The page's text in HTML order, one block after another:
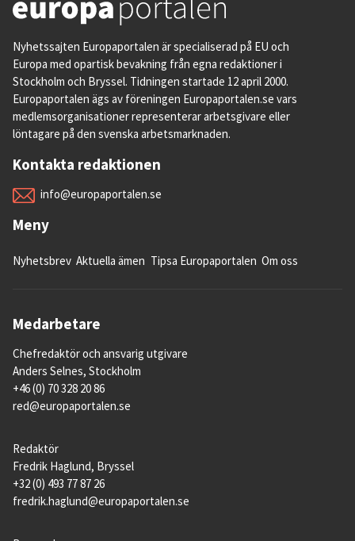
Nyhetssajten Europaportalen är specialiserad på EU och
Europa med opartisk bevakning från egna redaktioner i
Stockholm och Bryssel. Tidningen startade 12 april 2000.
Europaportalen ägs av föreningen Europaportalen.se vars
medlemsorganisationer representerar arbetsgivare eller
löntagare på den svenska arbetsmarknaden.
Kontakta redaktionen
info@europaportalen.se
Meny
Nyhetsbrev Aktuella ämen Tipsa Europaportalen Om oss
Medarbetare
Chefredaktör och ansvarig utgivare
Anders Selnes, Stockholm
+46 (0) 70 328 20 86
red@europaportalen.se
Redaktör
Fredrik Haglund, Bryssel
+32 (0) 493 77 87 26
fredrik.haglund@europaportalen.se